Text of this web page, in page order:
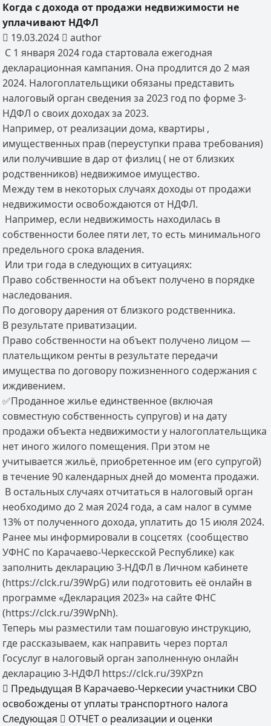
Когда с дохода от продажи недвижимости не
уплачивают НДФЛ
19.03.2024
author
С 1 января 2024 года стартовала ежегодная
декларационная кампания. Она продлится до 2 мая
2024. Налогоплательщики обязаны представить
налоговый орган сведения за 2023 год по форме 3-
НДФЛ о своих доходах за 2023.
Например, от реализации дома, квартиры ,
имущественных прав (переуступки права требования)
или получившие в дар от физлиц ( не от близких
родственников) недвижимое имущество.
Между тем в некоторых случаях доходы от продажи
недвижимости освобождаются от НДФЛ.
Например, если недвижимость находилась в
собственности более пяти лет, то есть минимального
предельного срока владения.
Или три года в следующих в ситуациях:
Право собственности на объект получено в порядке
наследования.
По договору дарения от близкого родственника.
В результате приватизации.
Право собственности на объект получено лицом —
плательщиком ренты в результате передачи
имущества по договору пожизненного содержания с
иждивением.
✅Проданное жилье единственное (включая
совместную собственность супругов) и на дату
продажи объекта недвижимости у налогоплательщика
нет иного жилого помещения. При этом не
учитывается жильё, приобретенное им (его супругой)
в течение 90 календарных дней до момента продажи.
В остальных случаях отчитаться в налоговый орган
необходимо до 2 мая 2024 года, а сам налог в сумме
13% от полученного дохода, уплатить до 15 июля 2024.
Ранее мы информировали в соцсетях (сообщество
УФНС по Карачаево-Черкесской Республике) как
заполнить декларацию 3-НДФЛ в Личном кабинете
(https://clck.ru/39WpG) или подготовить её онлайн в
программе «Декларация 2023» на сайте ФНС
(https://clck.ru/39WpNh).
Теперь мы разместили там пошаговую инструкцию,
где рассказываем, как направить через портал
Госуслуг в налоговый орган заполненную онлайн
декларацию 3-НДФЛ https://clck.ru/39XPzn
Предыдущая В Карачаево-Черкесии участники СВО
освобождены от уплаты транспортного налога
Следующая
ОТЧЕТ о реализации и оценки